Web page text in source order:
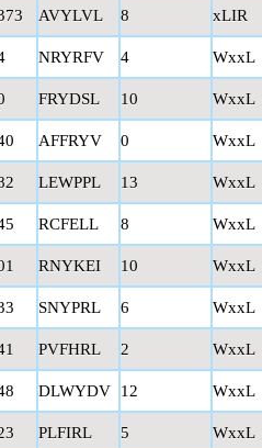
AVYLVL 8 xLIR
NRYRFV 4 WxxL
FRYDSL 10 WxxL
AFFRYV 0 WxxL
LEWPPL 13 WxxL
RCFELL 8 WxxL
RNYKEI 10 WxxL
SNYPRL 6 WxxL
PVFHRL 2 WxxL
DLWYDV 12 WxxL
PLFIRL 5 WxxL